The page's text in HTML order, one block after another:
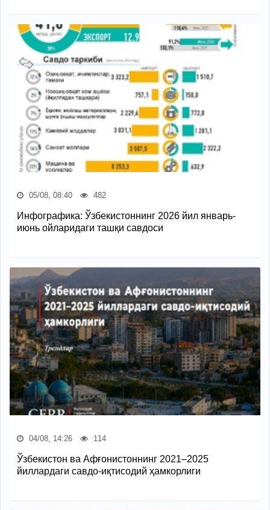
05/08, 08:40 482
Инфографика: Ўзбекистоннинг 2026 йил январь-
июнь ойларидаги ташқи савдоси
04/08, 14:26 114
Ўзбекистон ва Афғонистоннинг 2021–2025
йиллардаги савдо-иқтисодий ҳамкорлиги